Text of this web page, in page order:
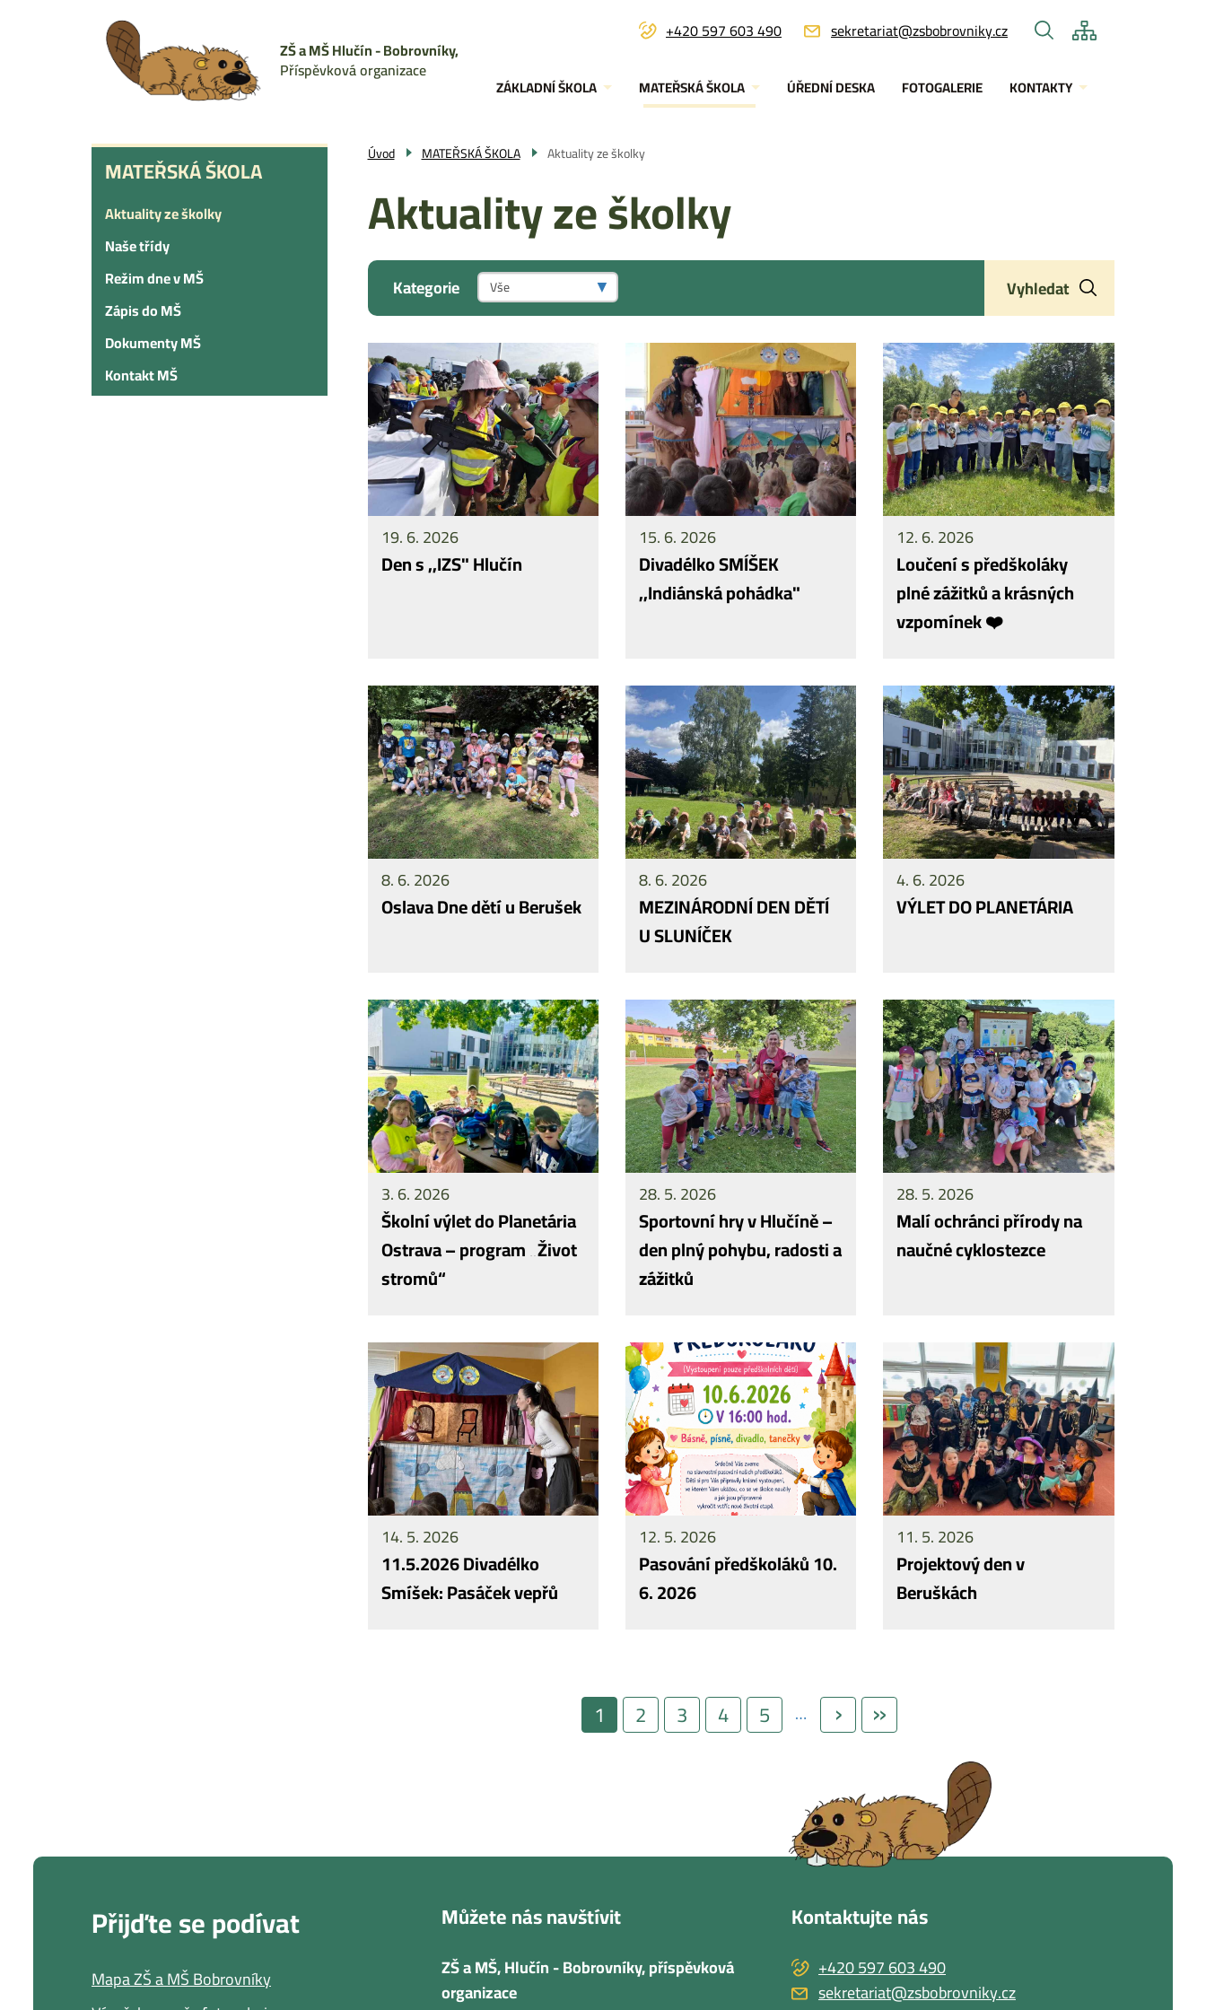
ZŠ a MŠ Hlučín - Bobrovníky,
Příspěvková organizace
+420 597 603 490 sekretariat@zsbobrovniky.cz
Menu
navigace
ZÁKLADNÍ ŠKOLA MATEŘSKÁ ŠKOLA ÚŘEDNÍ DESKA FOTOGALERIE KONTAKTY
MATEŘSKÁ
ŠKOLA
MATEŘSKÁ ŠKOLA
Aktuality ze školky
Naše třídy
Režim dne v MŠ
Zápis do MŠ
Dokumenty MŠ
Kontakt MŠ
Úvod MATEŘSKÁ ŠKOLA Aktuality ze školky
Aktuality ze školky
Kategorie Vyhledat
19. 6. 2026
Den s ,,IZS" Hlučín
15. 6. 2026
Divadélko SMÍŠEK
,,Indiánská pohádka"
12. 6. 2026
Loučení s předškoláky
plné zážitků a krásných
vzpomínek ❤️
8. 6. 2026
Oslava Dne dětí u Berušek
8. 6. 2026
MEZINÁRODNÍ DEN DĚTÍ
U SLUNÍČEK
4. 6. 2026
VÝLET DO PLANETÁRIA
3. 6. 2026
Školní výlet do Planetária
Ostrava – program „Život
stromů“
28. 5. 2026
Sportovní hry v Hlučíně –
den plný pohybu, radosti a
zážitků
28. 5. 2026
Malí ochránci přírody na
naučné cyklostezce
14. 5. 2026
11.5.2026 Divadélko
Smíšek: Pasáček vepřů
12. 5. 2026
Pasování předškoláků 10.
6. 2026
11. 5. 2026
Projektový den v
Beruškách
Aktuální
stránka
1 Page
2 Page
3 Page
4 Page
5 … Následující stránka
› Poslední stránka
»
Přijďte se podívat
Mapa ZŠ a MŠ Bobrovníky
Můžete nás navštívit
ZŠ a MŠ, Hlučín - Bobrovníky, příspěvková
organizace
Kontaktujte nás
+420 597 603 490
sekretariat@zsbobrovniky.cz